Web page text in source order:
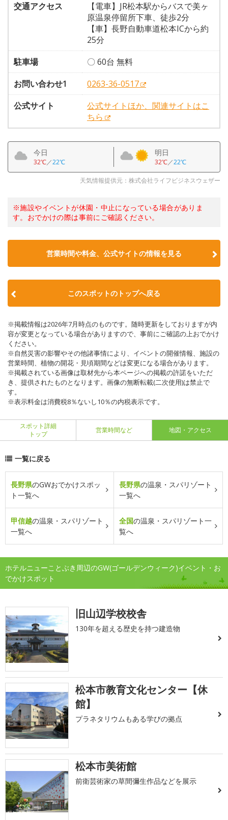
交通アクセス
【電車】JR松本駅からバスで美ヶ
原温泉停留所下車、徒歩2分
【車】長野自動車道松本ICから約
25分
駐車場
〇 60台 無料
お問い合わせ1
0263-36-0517
公式サイト
公式サイトほか、関連サイトはこ
ちら
今日
32℃／22℃
明日
32℃／22℃
天気情報提供元：株式会社ライフビジネスウェザー
※施設やイベントが休園・中止になっている場合がありま
す。おでかけの際は事前にご確認ください。
営業時間や料金、公式サイトの情報を見る
このスポットのトップへ戻る
※掲載情報は2026年7月時点のものです。随時更新をしておりますが内
容が変更となっている場合がありますので、事前にご確認の上おでかけ
ください。
※自然災害の影響やその他諸事情により、イベントの開催情報、施設の
営業時間、植物の開花・見頃期間などは変更になる場合があります。
※掲載されている画像は取材先から本ページへの掲載の許諾をいただ
き、提供されたものとなります。画像の無断転載(二次使用)は禁止で
す。
※表示料金は消費税8％ないし10％の内税表示です。
スポット詳細
トップ
営業時間など 地図・アクセス
一覧に戻る
長野県のGWおでかけスポッ
ト一覧へ
長野県の温泉・スパリゾート
一覧へ
甲信越の温泉・スパリゾート
一覧へ
全国の温泉・スパリゾート一
覧へ
ホテルニューことぶき周辺のGW(ゴールデンウィーク)イベント・お
でかけスポット
旧山辺学校校舎
130年を超える歴史を持つ建造物
松本市教育文化センター【休
館】
プラネタリウムもある学びの拠点
松本市美術館
前衛芸術家の草間彌生作品などを展示